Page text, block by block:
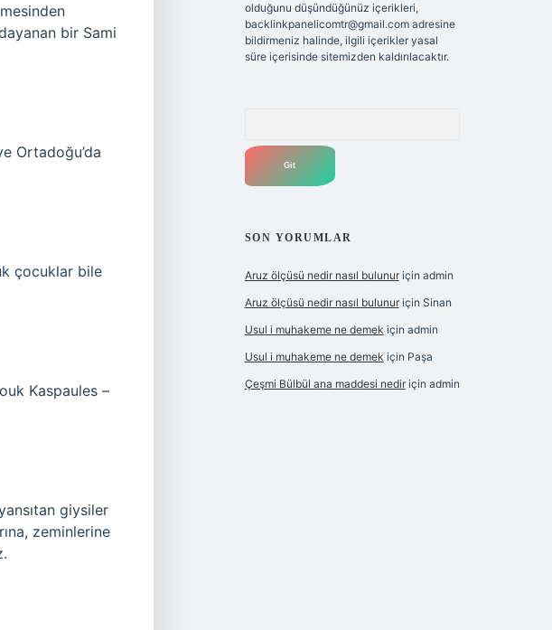
bir Sami
Ortadoğu’da
çocuklar bile
Kaspaules –
giysiler
zeminlerine
olduğunu düşündüğünüz içerikleri,
backlinkpanelicomtr@gmail.comadresine
bildirmeniz halinde, ilgili içerikler yasal
süre içerisinde sitemizden kaldırılacaktır.
SON YORUMLAR
Aruz ölçüsü nedir nasıl bulunuriçin admin
Aruz ölçüsü nedir nasıl bulunuriçin Sinan
Usul i muhakeme ne demek için admin
Usul i muhakeme ne demek için Paşa
Çeşmi Bülbül ana maddesi nediriçin admin